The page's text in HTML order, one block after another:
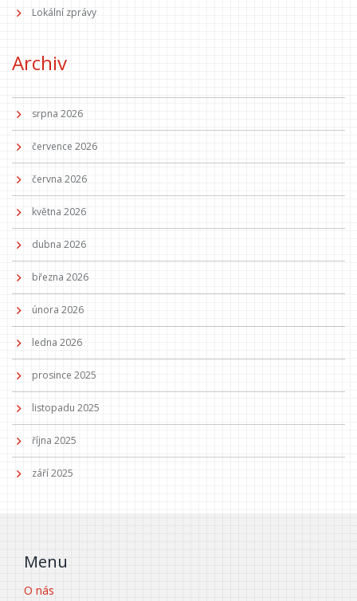
Lokální zprávy
Archiv
srpna 2026
července 2026
června 2026
května 2026
dubna 2026
března 2026
února 2026
ledna 2026
prosince 2025
listopadu 2025
října 2025
září 2025
Menu
O nás